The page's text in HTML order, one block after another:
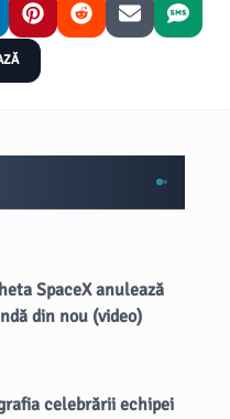
SpaceX anulează
din nou (video)
celebrării echipei